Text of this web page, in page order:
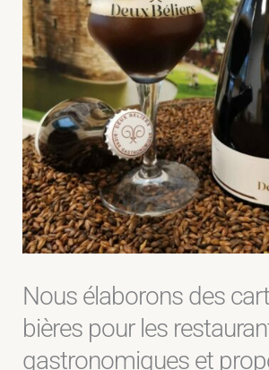
Nous élaborons des
bières pour les
gastronomiques et